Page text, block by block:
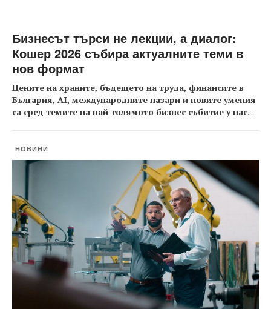
Бизнесът търси не лекции, а диалог:
Кошер 2026 събира актуалните теми в
нов формат
Цените на храните, бъдещето на труда, финансите в
България, AI, международните пазари и новите умения
са сред темите на най-голямото бизнес събитие у нас...
НОВИНИ